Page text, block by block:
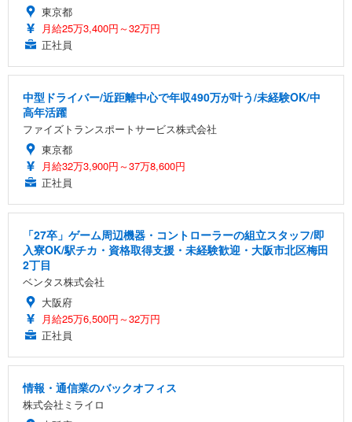
東京都
月給25万3,400円～32万円
正社員
中型ドライバー/近距離中心で年収490万が叶う/未経験OK/中
高年活躍
ファイズトランスポートサービス株式会社
東京都
月給32万3,900円～37万8,600円
正社員
「27卒」ゲーム周辺機器・コントローラーの組立スタッフ/即
入寮OK/駅チカ・資格取得支援・未経験歓迎・大阪市北区梅田
2丁目
ベンタス株式会社
大阪府
月給25万6,500円～32万円
正社員
情報・通信業のバックオフィス
株式会社ミライロ